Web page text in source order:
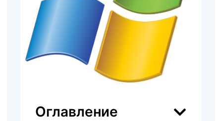
Оглавление